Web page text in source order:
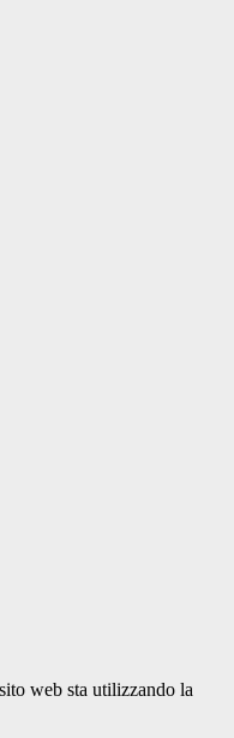
web sta utilizzando la